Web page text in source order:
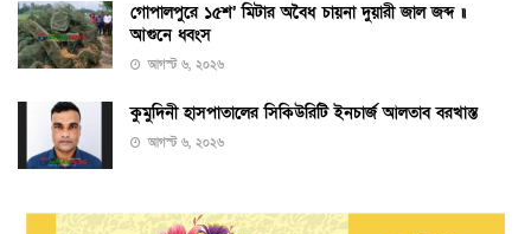
গোপালপুরে ১৫শ’ মিটার অবৈধ চায়না দুয়ারী জাল জব্দ ॥
আগুনে ধ্বংস
আগস্ট ৬, ২০২৬
কুমুদিনী হাসপাতালের সিকিউরিটি ইনচার্জ আলতাব বরখাস্ত
আগস্ট ৬, ২০২৬